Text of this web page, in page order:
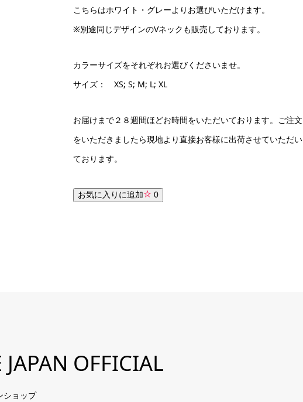
こちらはホワイト・グレーよりお選びいただけます。
※別途同じデザインのVネックも販売しております。
カラーサイズをそれぞれお選びくださいませ。
サイズ： XS; S; M; L; XL
お届けまで２８週間ほどお時間をいただいております。ご注文
をいただきましたら現地より直接お客様に出荷させていただい
ております。
お気に入りに追加 0
JAPAN OFFICIAL
ショップ